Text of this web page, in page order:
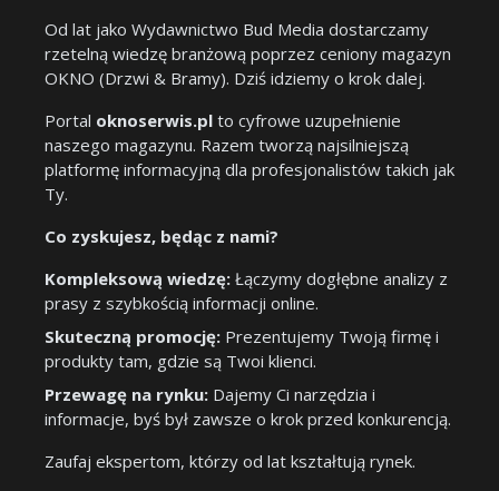
Od lat jako Wydawnictwo Bud Media dostarczamy
rzetelną wiedzę branżową poprzez ceniony magazyn
OKNO (Drzwi & Bramy). Dziś idziemy o krok dalej.
Portal oknoserwis.pl to cyfrowe uzupełnienie
naszego magazynu. Razem tworzą najsilniejszą
platformę informacyjną dla profesjonalistów takich jak
Ty.
Co zyskujesz, będąc z nami?
Kompleksową wiedzę: Łączymy dogłębne analizy z
prasy z szybkością informacji online.
Skuteczną promocję: Prezentujemy Twoją firmę i
produkty tam, gdzie są Twoi klienci.
Przewagę na rynku: Dajemy Ci narzędzia i
informacje, byś był zawsze o krok przed konkurencją.
Zaufaj ekspertom, którzy od lat kształtują rynek.